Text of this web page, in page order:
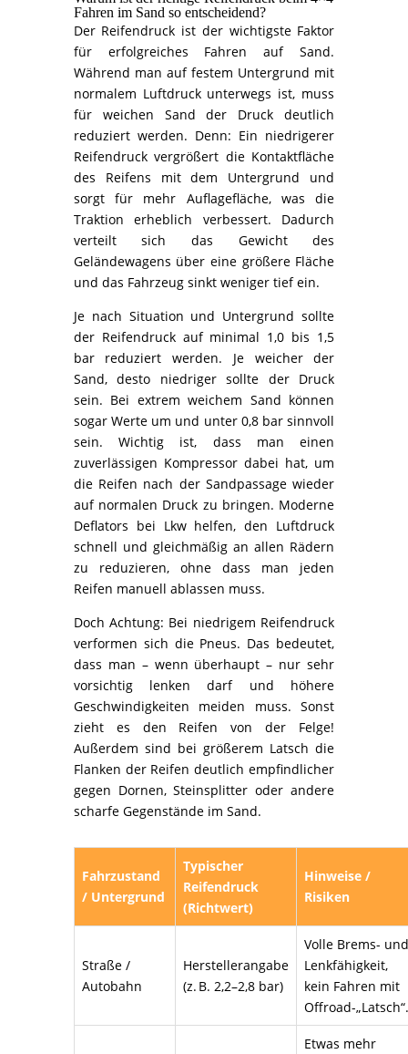
Fahren im Sand so entscheidend?
Der Reifendruck ist der wichtigste Faktor
für erfolgreiches Fahren auf Sand.
Während man auf festem Untergrund mit
normalem Luftdruck unterwegs ist, muss
für weichen Sand der Druck deutlich
reduziert werden. Denn: Ein niedrigerer
Reifendruck vergrößert die Kontaktfläche
des Reifens mit dem Untergrund und
sorgt für mehr Auflagefläche, was die
Traktion erheblich verbessert. Dadurch
verteilt sich das Gewicht des
Geländewagens über eine größere Fläche
und das Fahrzeug sinkt weniger tief ein.
Je nach Situation und Untergrund sollte
der Reifendruck auf minimal 1,0 bis 1,5
bar reduziert werden. Je weicher der
Sand, desto niedriger sollte der Druck
sein. Bei extrem weichem Sand können
sogar Werte um und unter 0,8 bar sinnvoll
sein. Wichtig ist, dass man einen
zuverlässigen Kompressor dabei hat, um
die Reifen nach der Sandpassage wieder
auf normalen Druck zu bringen. Moderne
Deflators bei Lkw helfen, den Luftdruck
schnell und gleichmäßig an allen Rädern
zu reduzieren, ohne dass man jeden
Reifen manuell ablassen muss.
Doch Achtung: Bei niedrigem Reifendruck
verformen sich die Pneus. Das bedeutet,
dass man – wenn überhaupt – nur sehr
vorsichtig lenken darf und höhere
Geschwindigkeiten meiden muss. Sonst
zieht es den Reifen von der Felge!
Außerdem sind bei größerem Latsch die
Flanken der Reifen deutlich empfindlicher
gegen Dornen, Steinsplitter oder andere
scharfe Gegenstände im Sand.
Fahrzustand
/ Untergrund
Typischer
Reifendruck
(Richtwert)
Hinweise /
Risiken
Straße /
Autobahn
Herstellerangabe
(z. B. 2,2–2,8 bar)
Volle Brems- und
Lenkfähigkeit,
kein Fahren mit
Offroad-„Latsch“.
Etwas mehr